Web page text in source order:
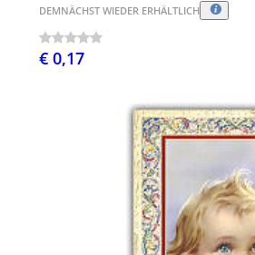
DEMNÄCHST WIEDER ERHÄLTLICH
€ 0,17